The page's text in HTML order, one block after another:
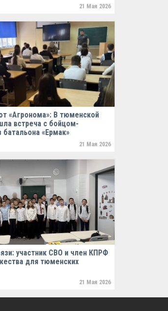
21 Мая 2026
«Агронома»: В тюменской
встреча с бойцом-
«Ермак»
21 Мая 2026
участник СВО и член КПРФ
для тюменских
21 Мая 2026